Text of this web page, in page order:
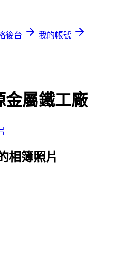
後台
我的帳號
金屬鐵工廠
相簿照片